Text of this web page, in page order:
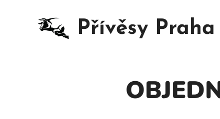
Přívěsy Praha